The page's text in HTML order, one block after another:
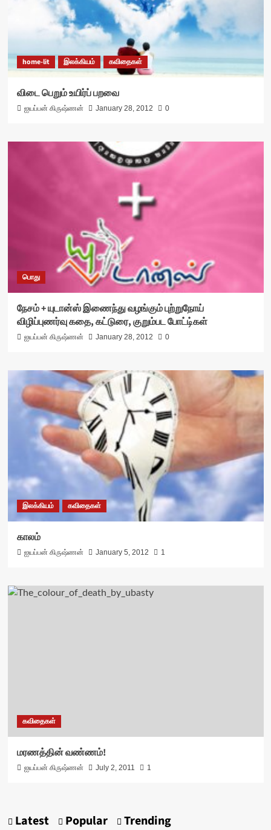
home-lit இலக்கியம் கவிதைகள்
விடை பெறும் உயிர்ப் பறவை
ஐயப்பன் கிருஷ்ணன் January 28, 2012 0
பொது
நேசம் + யுடான்ஸ் இணைந்து வழங்கும் புற்றுநோய்
விழிப்புணர்வு கதை, கட்டுரை, குறும்பட போட்டி்கள்
ஐயப்பன் கிருஷ்ணன் January 28, 2012 0
இலக்கியம் கவிதைகள்
காலம்
ஐயப்பன் கிருஷ்ணன் January 5, 2012 1
கவிதைகள்
மரணத்தின் வண்ணம்!
ஐயப்பன் கிருஷ்ணன் July 2, 2011 1
Latest Popular Trending